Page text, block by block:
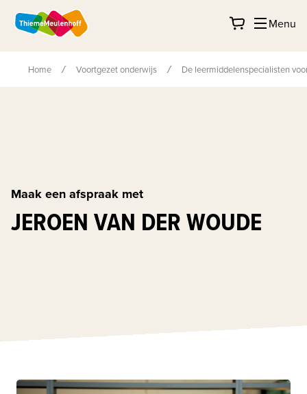
Menu
Home Voortgezet onderwijs De leermiddelenspecialisten
Maak een afspraak met
JEROEN VAN DER WOUDE